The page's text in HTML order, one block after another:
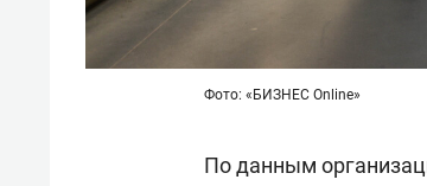
Фото: «БИЗНЕС Online»
По данным